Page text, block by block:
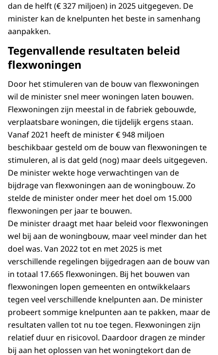
dan de helft (€ 327 miljoen) in 2025 uitgegeven. De
minister kan de knelpunten het beste in samenhang
aanpakken.
Tegenvallende resultaten beleid
flexwoningen
Door het stimuleren van de bouw van flexwoningen
wil de minister snel meer woningen laten bouwen.
Flexwoningen zijn meestal in de fabriek gebouwde,
verplaatsbare woningen, die tijdelijk ergens staan.
Vanaf 2021 heeft de minister € 948 miljoen
beschikbaar gesteld om de bouw van flexwoningen te
stimuleren, al is dat geld (nog) maar deels uitgegeven.
De minister wekte hoge verwachtingen van de
bijdrage van flexwoningen aan de woningbouw. Zo
stelde de minister onder meer het doel om 15.000
flexwoningen per jaar te bouwen.
De minister draagt met haar beleid voor flexwoningen
wel bij aan de woningbouw, maar veel minder dan het
doel was. Van 2022 tot en met 2025 is met
verschillende regelingen bijgedragen aan de bouw van
in totaal 17.665 flexwoningen. Bij het bouwen van
flexwoningen lopen gemeenten en ontwikkelaars
tegen veel verschillende knelpunten aan. De minister
probeert sommige knelpunten aan te pakken, maar de
resultaten vallen tot nu toe tegen. Flexwoningen zijn
relatief duur en risicovol. Daardoor dragen ze minder
bij aan het oplossen van het woningtekort dan de